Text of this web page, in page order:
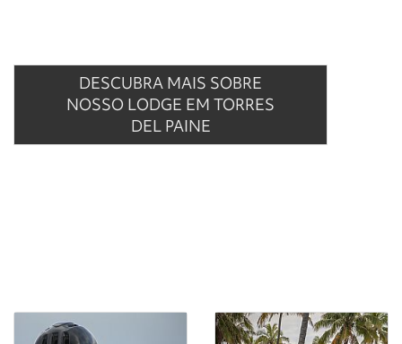
DESCUBRA MAIS SOBRE
NOSSO LODGE EM TORRES
DEL PAINE